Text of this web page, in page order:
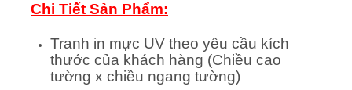
Chi Tiết Sản Phẩm:
Tranh in mực UV theo yêu cầu kích
thước của khách hàng (Chiều cao
tường x chiều ngang tường)